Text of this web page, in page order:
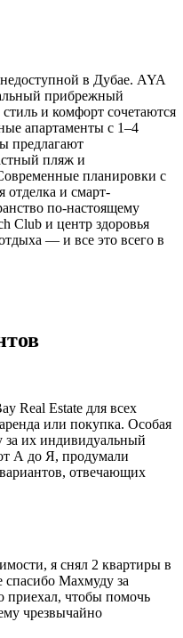
в Дубае. AYA
прибрежный
и комфорт сочетаются
апартаменты с 1–4
предлагают
пляж и
планировки с
и смарт-
по-настоящему
Club и центр здоровья
— и все это всего в
Real Estate для всех
или покупка. Особая
их индивидуальный
А до Я, продумали
отвечающих
я снял 2 квартиры в
спасибо Махмуду за
приехал, чтобы помочь
чрезвычайно